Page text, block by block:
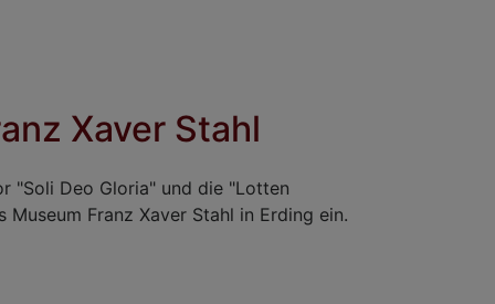
Xaver Stahl
"Soli Deo Gloria" und die "Lotten
Museum Franz Xaver Stahl in Erding ein.